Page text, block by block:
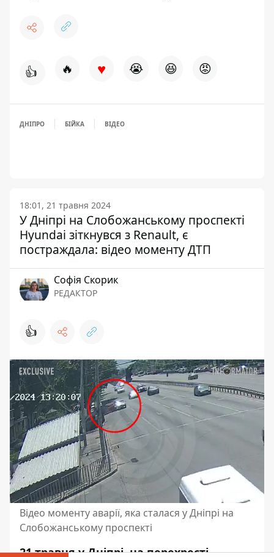
👍 🔥 ♥ 😭 😆 😡
ДНІПРО БІЙКА ВІДЕО
18:01, 21 травня 2024
У Дніпрі на Слобожанському проспекті
Hyundai зіткнувся з Renault, є
постраждала: відео моменту ДТП
Софія Скорик
РЕДАКТОР
👍
Відео моменту аварії, яка сталася у Дніпрі на
Слобожанському проспекті
21 травня у Дніпрі, на перехресті